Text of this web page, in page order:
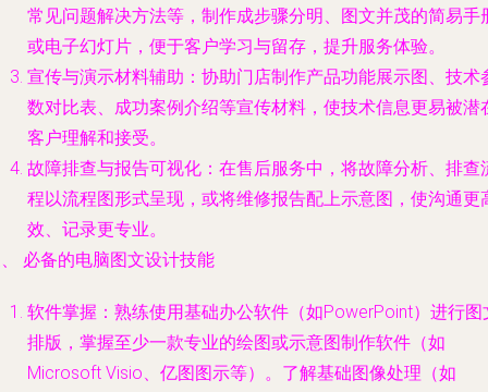
常见问题解决方法等，制作成步骤分明、图文并茂的简易手
或电子幻灯片，便于客户学习与留存，提升服务体验。
宣传与演示材料辅助 ：协助门店制作产品功能展示图、技术
数对比表、成功案例介绍等宣传材料，使技术信息更易被潜
客户理解和接受。
故障排查与报告可视化 ：在售后服务中，将故障分析、排查
程以流程图形式呈现，或将维修报告配上示意图，使沟通更
效、记录更专业。
必备的电脑图文设计技能
软件掌握 ：熟练使用基础办公软件（如PowerPoint）进行图
排版，掌握至少一款专业的绘图或示意图制作软件（如
Microsoft Visio、亿图图示等）。了解基础图像处理（如